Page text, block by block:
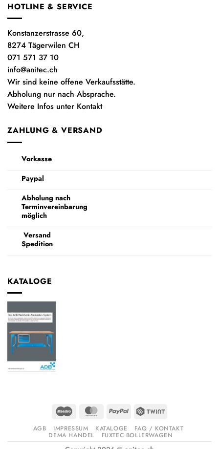
HOTLINE & SERVICE
Konstanzerstrasse 60,
8274 Tägerwilen CH
071 571 37 10
info@anitec.ch
Wir sind keine offene Verkaufsstätte.
Abholung nur nach Absprache.
Weitere Infos unter Kontakt
ZAHLUNG & VERSAND
Vorkasse
Paypal
Abholung nach
Terminvereinbarung
möglich
Versand
Spedition
KATALOGE
Maestro MasterCardPayPal Twint
AGB IMPRESSUM KATALOGE FAQ / KONTAKT
DEMA HANDEL FUXTEC BOLLERWAGEN